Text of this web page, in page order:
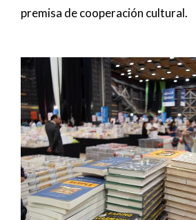
premisa de cooperación cultural.